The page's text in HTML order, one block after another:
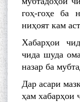
гоҳ-гоҳе ба
ниҳоят кам
Хабарҳои
чида шуда
назар ба
Дар асари
ҳам хабарҳои